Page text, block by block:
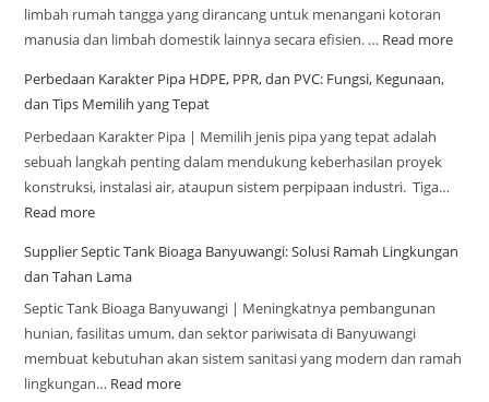
limbah rumah tangga yang dirancang untuk menangani kotoran
manusia dan limbah domestik lainnya secara efisien. … Read more
Perbedaan Karakter Pipa HDPE, PPR, dan PVC: Fungsi, Kegunaan,
dan Tips Memilih yang Tepat
Perbedaan Karakter Pipa | Memilih jenis pipa yang tepat adalah
sebuah langkah penting dalam mendukung keberhasilan proyek
konstruksi, instalasi air, ataupun sistem perpipaan industri. Tiga…
Read more
Supplier Septic Tank Bioaga Banyuwangi: Solusi Ramah Lingkungan
dan Tahan Lama
Septic Tank Bioaga Banyuwangi | Meningkatnya pembangunan
hunian, fasilitas umum, dan sektor pariwisata di Banyuwangi
membuat kebutuhan akan sistem sanitasi yang modern dan ramah
lingkungan… Read more